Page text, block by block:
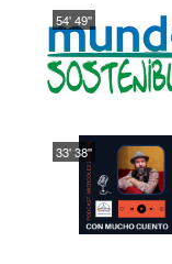
54' 49''
33' 38''